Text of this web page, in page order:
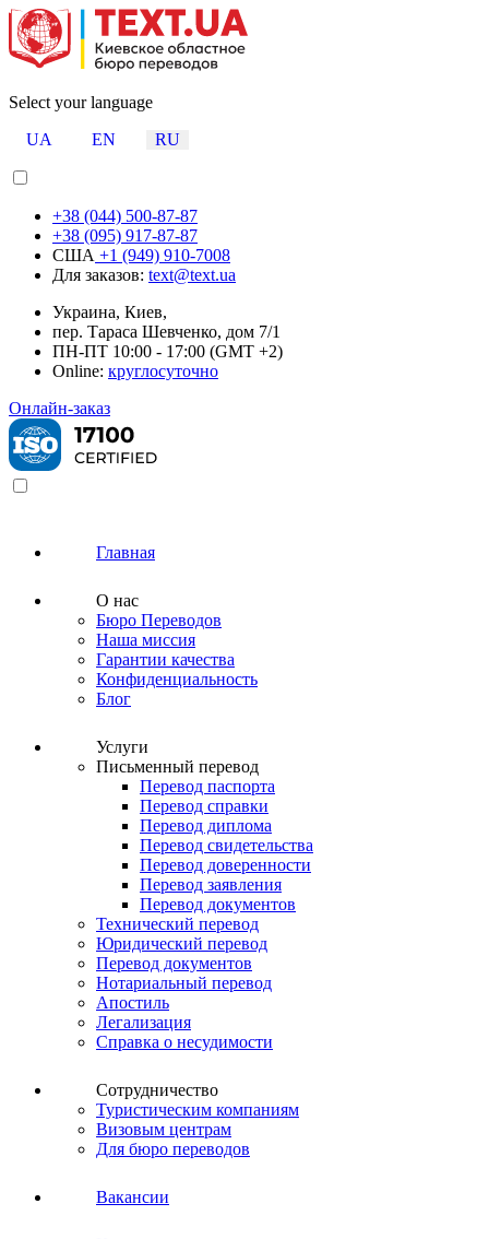
Select your language
UA
EN RU
+38 (044) 500-87-87
+38 (095) 917-87-87
США +1 (949) 910-7008
Для заказов: text@text.ua
Украина, Киев,
пер. Тараса Шевченко, дом 7/1
ПН-ПТ 10:00 - 17:00 (GMT +2)
Online: круглосуточно
Онлайн-заказ
Главная
О нас
Бюро Переводов
Наша миссия
Гарантии качества
Конфиденциальность
Блог
Услуги
Письменный перевод
Перевод паспорта
Перевод справки
Перевод диплома
Перевод свидетельства
Перевод доверенности
Перевод заявления
Перевод документов
Технический перевод
Юридический перевод
Перевод документов
Нотариальный перевод
Апостиль
Легализация
Справка о несудимости
Сотрудничество
Туристическим компаниям
Визовым центрам
Для бюро переводов
Вакансии